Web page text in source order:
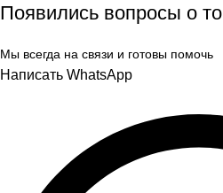
Появились вопросы о
Мы всегда на связи и готовы помочь
Написать WhatsApp